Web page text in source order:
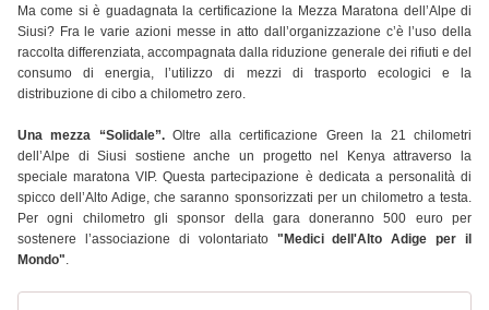
Ma come si è guadagnata la certificazione la Mezza Maratona dell’Alpe di
Siusi? Fra le varie azioni messe in atto dall’organizzazione c’è l’uso della
raccolta differenziata, accompagnata dalla riduzione generale dei rifiuti e del
consumo di energia, l’utilizzo di mezzi di trasporto ecologici e la
distribuzione di cibo a chilometro zero.
Una mezza “Solidale”.Oltre alla certificazione Green la 21 chilometri
dell’Alpe di Siusi sostiene anche un progetto nel Kenya attraverso la
speciale maratona VIP. Questa partecipazione è dedicata a personalità di
spicco dell’Alto Adige, che saranno sponsorizzati per un chilometro a testa.
Per ogni chilometro gli sponsor della gara doneranno 500 euro per
sostenere l’associazione di volontariato "Medici dell'Alto Adige per il
Mondo".